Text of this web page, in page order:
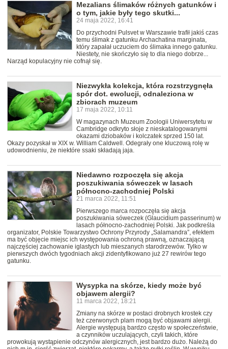
Mezalians ślimaków różnych gatunków i
o tym, jakie były tego skutki...
24 maja 2022, 16:41
Do przychodni Pulsvet w Warszawie trafił jakiś czas
temu ślimak z gatunku Archachatina marginata,
który zapałał uczuciem do ślimaka innego gatunku.
Niestety, nie skończyło się to dla niego dobrze...
Narząd kopulacyjny nie cofnął się.
Niezwykła kolekcja, która rozstrzygnęła
spór dot. ewolucji, odnaleziona w
zbiorach muzeum
17 maja 2022, 10:11
W magazynach Muzeum Zoologii Uniwersytetu w
Cambridge odkryto słoje z nieskatalogowanymi
okazami dziobaków i kolczatek sprzed 150 lat.
Okazy pozyskał w XIX w. William Caldwell. Odegrały one kluczową rolę w
udowodnieniu, że niektóre ssaki składają jaja.
Niedawno rozpoczęła się akcja
poszukiwania sóweczek w lasach
północno-zachodniej Polski
21 marca 2022, 11:51
Pierwszego marca rozpoczęła się akcja
poszukiwania sóweczek (Glaucidium passerinum) w
lasach północno-zachodniej Polski. Jak podkreśla
organizator, Polskie Towarzystwo Ochrony Przyrody „Salamandra”, efektem
ma być objęcie miejsc ich występowania ochroną prawną, oznaczającą
najczęściej zachowanie iglastych lub mieszanych starodrzewów. Tylko w
pierwszych dwóch tygodniach akcji zidentyfikowano już 27 rewirów tego
gatunku.
Wysypka na skórze, kiedy może być
objawem alergii?
11 marca 2022, 18:21
Zmiany na skórze w postaci drobnych krostek czy
też czerwonych plam mogą być objawami alergii.
Alergie występują bardzo często w społeczeństwie,
a czynników uczulających, czyli takich, które
prowokują wystąpienie odczynów alergicznych, jest bardzo dużo. Należą do